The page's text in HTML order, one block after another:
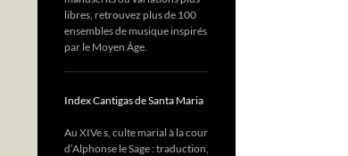
libres, retrouvez plus de 100
ensembles de musique inspirés
par le Moyen Âge.
Index Cantigas de Santa Maria
Au XIVe s, culte marial à la cour
d’Alphonse le Sage : traduction,